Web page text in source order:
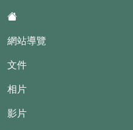
網站導覽
文件
相片
影片 堵南國小